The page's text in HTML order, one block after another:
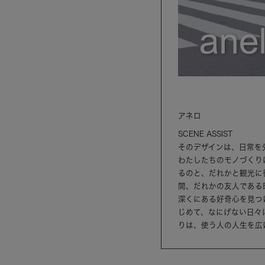
アネロ
SCENE ASSIST
そのデザインは、日常を
わたしたちのモノづく
るのと、だれかと観光
間、だれかの友人であ
深くにある好奇心を見
じめて、なにげない日
りは、使う人の人生を